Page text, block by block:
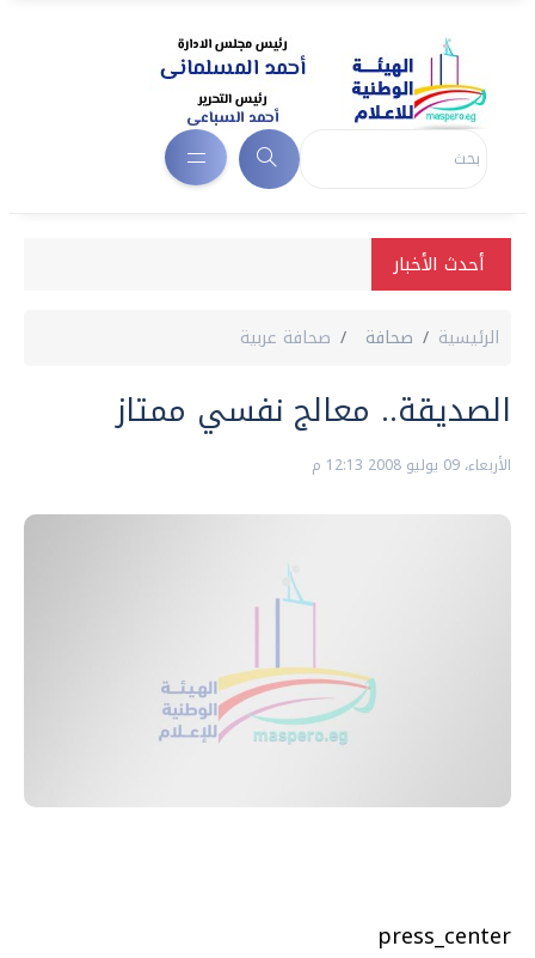
أحدث الأخبار
الرئيسية صحافة صحافة عربية
الصديقة.. معالج نفسي ممتاز
الأربعاء، 09 يوليو 2008 12:13 م
press_center